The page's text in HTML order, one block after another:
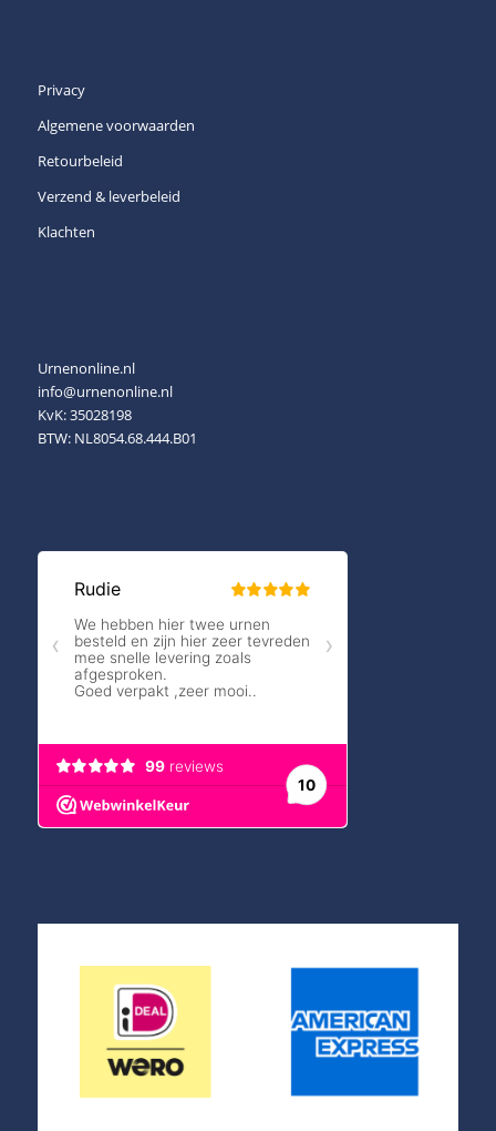
Privacy
Algemene voorwaarden
Retourbeleid
Verzend & leverbeleid
Klachten
Urnenonline.nl
info@urnenonline.nl
KvK: 35028198
BTW: NL8054.68.444.B01